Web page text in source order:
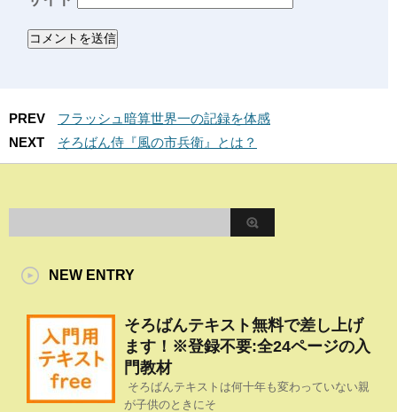
PREV
フラッシュ暗算世界一の記録を体感
NEXT
そろばん侍『風の市兵衛』とは？
NEW ENTRY
そろばんテキスト無料で差し上げ
ます！※登録不要:全24ページの入
門教材
そろばんテキストは何十年も変わっていない親
が子供のときにそ